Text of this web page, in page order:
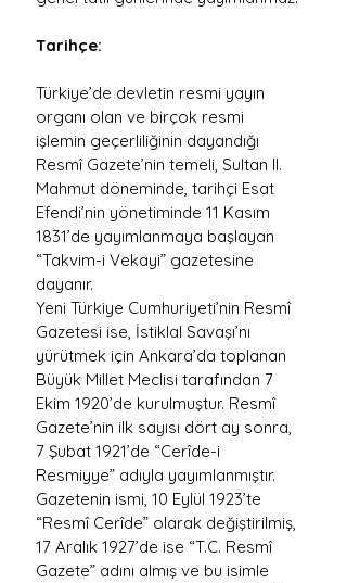
Tarihçe:
Türkiye’de devletin resmi yayın
organı olan ve birçok resmi
işlemin geçerliliğinin dayandığı
Resmî Gazete’nin temeli, Sultan II.
Mahmut döneminde, tarihçi Esat
Efendi’nin yönetiminde 11 Kasım
1831’de yayımlanmaya başlayan
“Takvim-i Vekayi” gazetesine
dayanır.
Yeni Türkiye Cumhuriyeti’nin Resmî
Gazetesi ise, İstiklal Savaşı’nı
yürütmek için Ankara’da toplanan
Büyük Millet Meclisi tarafından 7
Ekim 1920’de kurulmuştur. Resmî
Gazete’nin ilk sayısı dört ay sonra,
7 Şubat 1921’de “Cerîde-i
Resmiyye” adıyla yayımlanmıştır.
Gazetenin ismi, 10 Eylül 1923’te
“Resmî Cerîde” olarak değiştirilmiş,
17 Aralık 1927’de ise “T.C. Resmî
Gazete” adını almış ve bu isimle